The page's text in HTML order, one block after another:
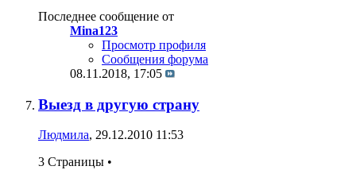
Последнее сообщение от
Mina123
Просмотр профиля
Сообщения форума
08.11.2018, 17:05
Выезд в другую страну
Людмила, 29.12.2010 11:53
3 Страницы •